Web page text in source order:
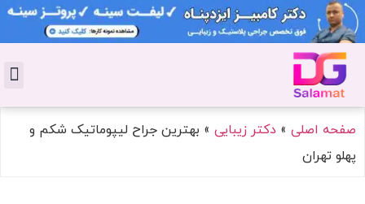
صفحه اصلی » دکتر زیبایی » بهترین جراح لیپوماتیک شکم و
پهلو تهران